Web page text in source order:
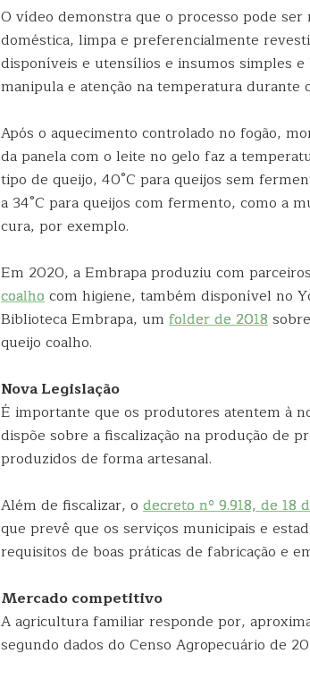
O vídeo demonstra que o processo pode
doméstica, limpa e preferencialmente
disponíveis e utensílios e insumos simples
manipula e atenção na temperatura
Após o aquecimento controlado no fogão,
da panela com o leite no gelo faz a
tipo de queijo, 40°C para queijos sem
a 34°C para queijos com fermento, como a
cura, por exemplo.
Em 2020, a Embrapa produziu com
coalhocom higiene, também disponível no
Biblioteca Embrapa, um folder de 2018
queijo coalho.
Nova Legislação
É importante que os produtores atentem à
dispõe sobre a fiscalização na produção de
produzidos de forma artesanal.
Além de fiscalizar, o decreto nº 9.918, de 18
que prevê que os serviços municipais e
requisitos de boas práticas de fabricação e
Mercado competitivo
A agricultura familiar responde por,
segundo dados do Censo Agropecuário de